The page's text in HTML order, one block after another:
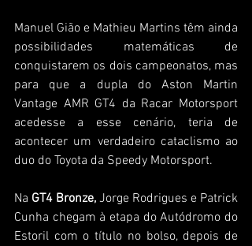
Manuel Gião e Mathieu Martins têm ainda
possibilidades matemáticas de
conquistarem os dois campeonatos, mas
para que a dupla do Aston Martin
Vantage AMR GT4 da Racar Motorsport
acedesse a esse cenário, teria de
acontecer um verdadeiro cataclismo ao
duo do Toyota da Speedy Motorsport.
Na GT4 Bronze, Jorge Rodrigues e Patrick
Cunha chegam à etapa do Autódromo do
Estoril com o título no bolso, depois de